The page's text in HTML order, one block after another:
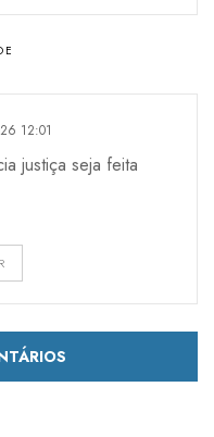
12:01
justiça seja feita